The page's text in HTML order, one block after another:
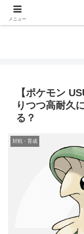
【ポケモン
りつつ高耐久
る？
対戦・育成
メニュー